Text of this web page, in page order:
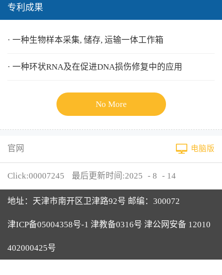
专利成果
· 一种生物样本采集, 储存, 运输一体工作箱
· 一种环状RNA及在促进DNA损伤修复中的应用
No More
官网 电脑版
Click:00007245 最后更新时间:2025 - 8 - 14
地址：天津市南开区卫津路92号 邮编：300072
津ICP备05004358号-1 津教备0316号 津公网安备 12010
402000425号